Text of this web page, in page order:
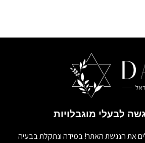
לבעלי מוגבלויות
את הנגשת האתר! במידה ונתקלת בבעיה